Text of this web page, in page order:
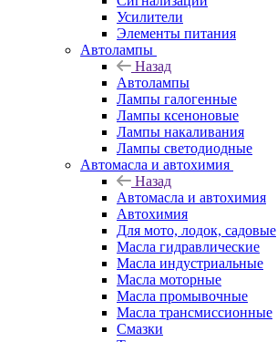
Усилители
Элементы питания
Автолампы
Назад
Автолампы
Лампы галогенные
Лампы ксеноновые
Лампы накаливания
Лампы светодиодные
Автомасла и автохимия
Назад
Автомасла и автохимия
Автохимия
Для мото, лодок, садовые
Масла гидравлические
Масла индустриальные
Масла моторные
Масла промывочные
Масла трансмиссионные
Смазки